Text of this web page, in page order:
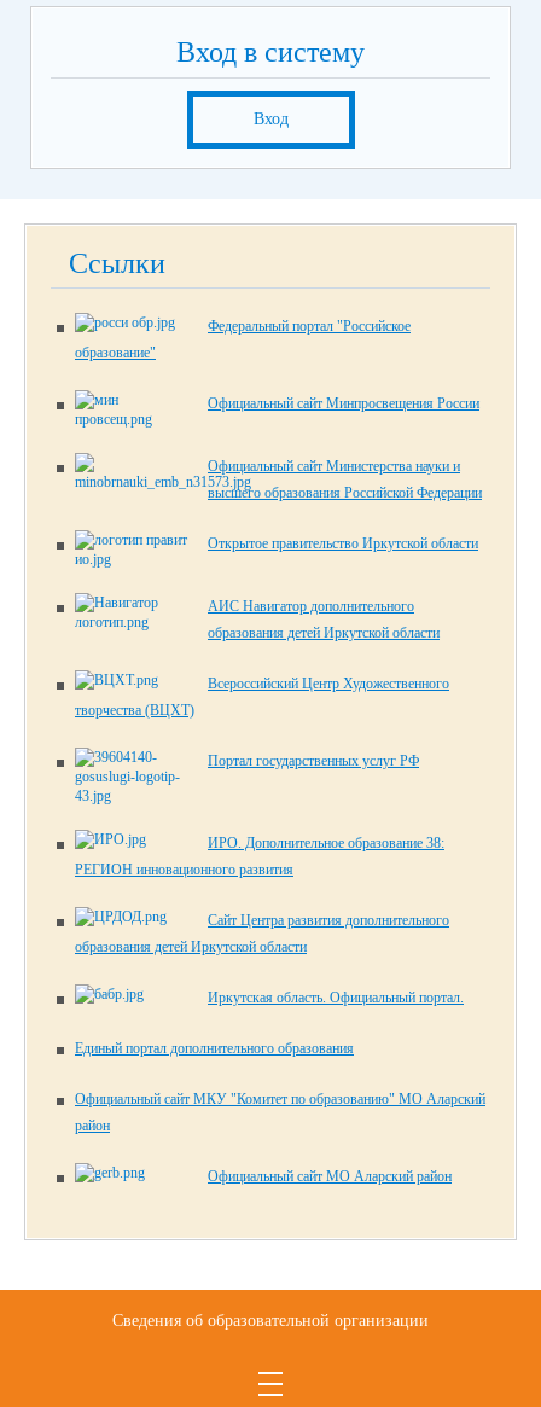
Вход в систему
Вход
Ссылки
Федеральный портал "Российское
образование"
Официальный сайт Минпросвещения России
Официальный сайт Министерства науки и
высшего образования Российской Федерации
Открытое правительство Иркутской области
АИС Навигатор дополнительного
образования детей Иркутской области
Всероссийский Центр Художественного
творчества (ВЦХТ)
Портал государственных услуг РФ
ИРО. Дополнительное образование 38:
РЕГИОН инновационного развития
Сайт Центра развития дополнительного
образования детей Иркутской области
Иркутская область. Официальный портал.
Единый портал дополнительного образования
Официальный сайт МКУ "Комитет по образованию" МО Аларский
район
Официальный сайт МО Аларский район
Сведения об образовательной организации